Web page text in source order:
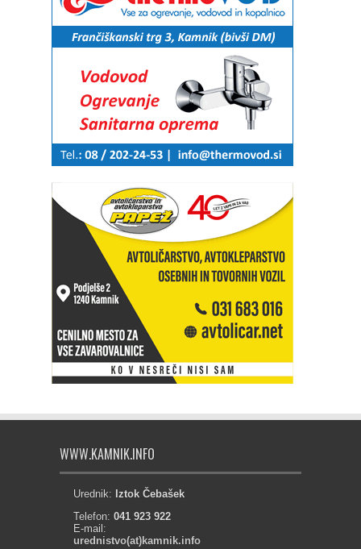
WWW.KAMNIK.INFO
Urednik: Iztok Čebašek
Telefon: 041 923 922
E-mail:
urednistvo(at)kamnik.info